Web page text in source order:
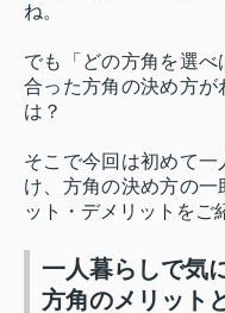
ね。
でも「どの方角を選
合った方角の決め方
は？
そこで今回は初めて
け、方角の決め方の一
ット・デメリットをご
一人暮らしで気
方角のメリット